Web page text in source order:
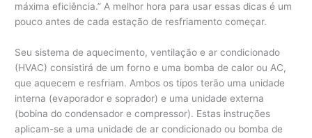
máxima eficiência.” A melhor hora para usar essas dicas é um
pouco antes de cada estação de resfriamento começar.
Seu sistema de aquecimento, ventilação e ar condicionado
(HVAC) consistirá de um forno e uma bomba de calor ou AC,
que aquecem e resfriam. Ambos os tipos terão uma unidade
interna (evaporador e soprador) e uma unidade externa
(bobina do condensador e compressor). Estas instruções
aplicam-se a uma unidade de ar condicionado ou bomba de